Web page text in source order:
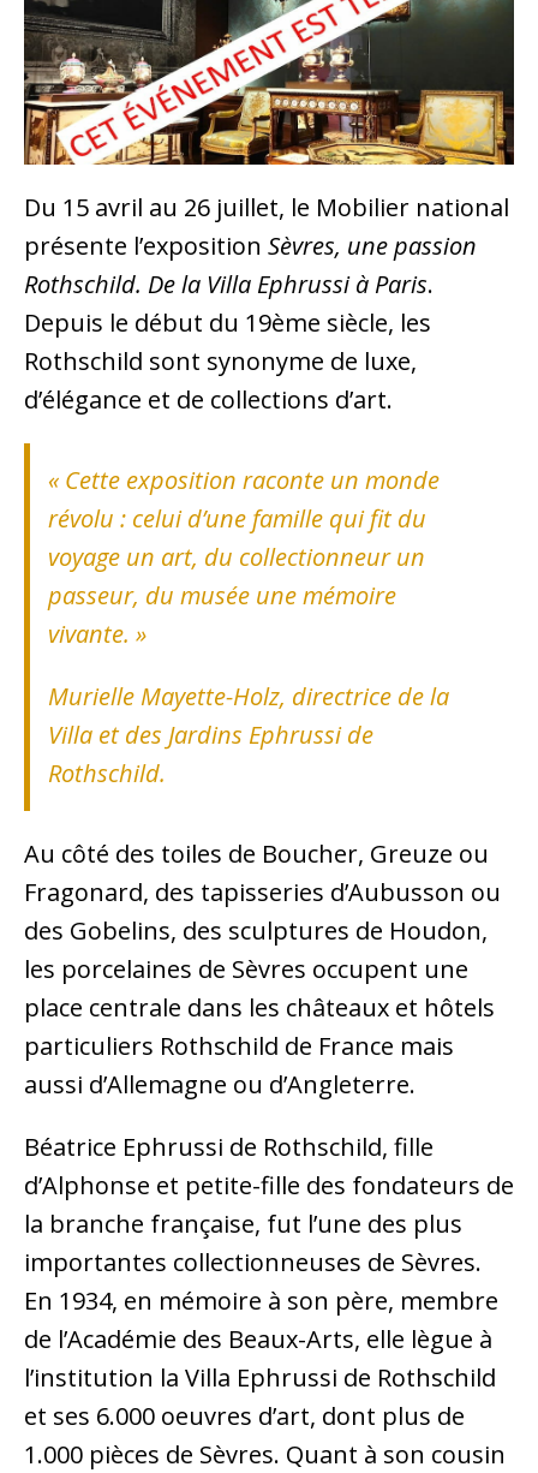
Du 15 avril au 26 juillet, le Mobilier national
présente l’exposition Sèvres, une passion
Rothschild. De la Villa Ephrussi à Paris.
Depuis le début du 19ème siècle, les
Rothschild sont synonyme de luxe,
d’élégance et de collections d’art.
« Cette exposition raconte un monde
révolu : celui d’une famille qui fit du
voyage un art, du collectionneur un
passeur, du musée une mémoire
vivante. »
Murielle Mayette-Holz, directrice de la
Villa et des Jardins Ephrussi de
Rothschild.
Au côté des toiles de Boucher, Greuze ou
Fragonard, des tapisseries d’Aubusson ou
des Gobelins, des sculptures de Houdon,
les porcelaines de Sèvres occupent une
place centrale dans les châteaux et hôtels
particuliers Rothschild de France mais
aussi d’Allemagne ou d’Angleterre.
Béatrice Ephrussi de Rothschild, fille
d’Alphonse et petite-fille des fondateurs de
la branche française, fut l’une des plus
importantes collectionneuses de Sèvres.
En 1934, en mémoire à son père, membre
de l’Académie des Beaux-Arts, elle lègue à
l’institution la Villa Ephrussi de Rothschild
et ses 6.000 oeuvres d’art, dont plus de
1.000 pièces de Sèvres. Quant à son cousin